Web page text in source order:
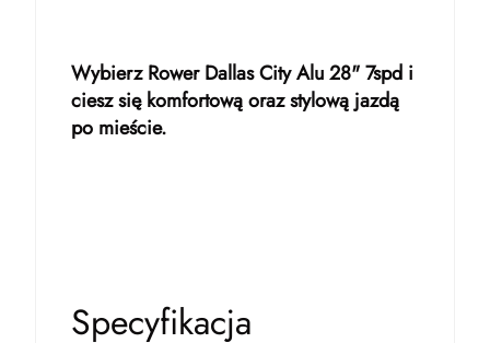
Wybierz Rower Dallas City Alu 28" 7spd i
ciesz się komfortową oraz stylową jazdą
po mieście.
Specyfikacja